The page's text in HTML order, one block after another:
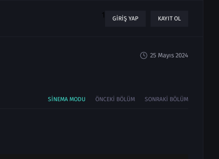
1 GIRIŞ YAP KAYIT OL
25 Mayıs 2024
SINEMA MODU ÖNCEKI BÖLÜM SONRAKI BÖLÜM